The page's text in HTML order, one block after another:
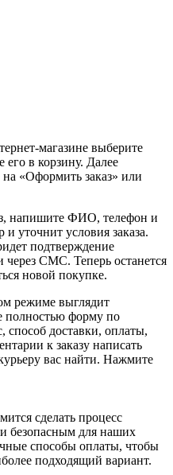
магазине выберите
его в корзину. Далее
«Оформить заказ» или
напишите ФИО, телефон и
уточнит условия заказа.
подтверждение
через СМС. Теперь останется
новой покупке.
режиме выглядит
полностью форму по
способ доставки, оплаты,
к заказу написать
вас найти. Нажмите
сделать процесс
безопасным для наших
способы оплаты, чтобы
подходящий вариант.